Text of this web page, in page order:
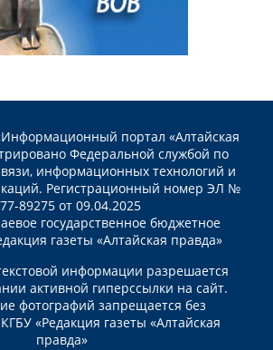
портал «Алтайская
Федеральной службой по
информационных технологий и
Регистрационный номер ЭЛ №
89275 от 09.04.2025
государственное бюджетное
газеты «Алтайская правда»
информации разрешается
активной гиперссылки на сайт.
фотографий запрещается без
«Редакция газеты «Алтайская
правда»